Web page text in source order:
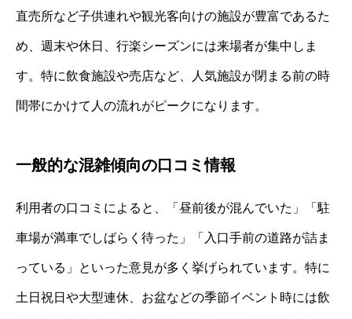
直売所など子供連れや観光客向けの施設が豊富であるた
め、週末や休日、行楽シーズンには来場者が集中しま
す。特に飲食施設や売店など、人気施設が閉まる前の時
間帯にかけて人の流れがピークになります。
一般的な混雑傾向の口コミ情報
利用者の口コミによると、「昼前後が混んでいた」「駐
車場が満車でしばらく待った」「入口手前の道路が詰ま
っている」といった意見が多く挙げられています。特に
土日祝日や大型連休、お盆などの季節イベント時には飲